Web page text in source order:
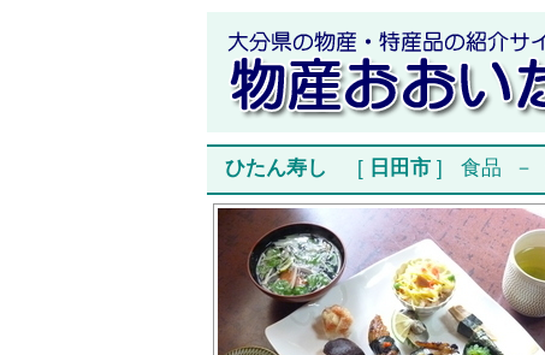
ひたん寿し [ 日田市 ] 食品 －